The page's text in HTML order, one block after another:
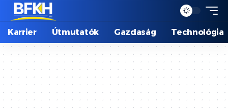
Karrier Útmutatók Gazdaság Technológia